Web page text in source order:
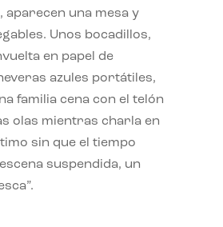
aparecen una mesa y
Unos bocadillos,
en papel de
azules portátiles,
familia cena con el telón
olas mientras charla en
sin que el tiempo
suspendida, un